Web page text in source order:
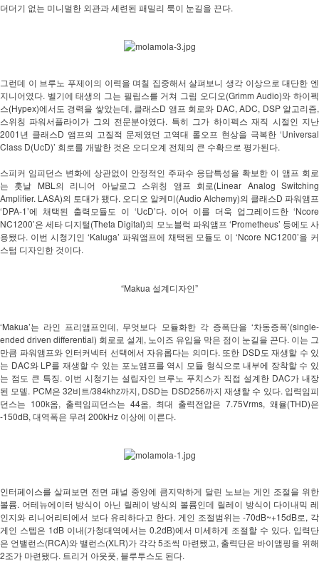
더더기 없는 미니멀한 외관과 세련된 패밀리 룩이 눈길을 끈다.
그런데 이 브루노 푸제이의 이력을 며칠 집중해서 살펴보니 생각 이상으로 대단한 엔
지니어였다. 벨기에 태생의 그는 필립스를 거쳐 그림 오디오(Grimm Audio)와 하이펙
스(Hypex)에서도 경력을 쌓았는데, 클래스D 앰프 회로와 DAC, ADC, DSP 알고리즘,
스위칭 파워서플라이가 그의 전문분야였다. 특히 그가 하이펙스 재직 시절인 지난
2001년 클래스D 앰프의 고질적 문제였던 고역대 롤오프 현상을 극복한 ‘Universal
Class D(UcD)’ 회로를 개발한 것은 오디오계 전체의 큰 수확으로 평가된다.
스피커 임피던스 변화에 상관없이 안정적인 주파수 응답특성을 확보한 이 앰프 회로
는 훗날 MBL의 리니어 아날로그 스위칭 앰프 회로(Linear Analog Switching
Amplifier. LASA)의 토대가 됐다. 오디오 알케미(Audio Alchemy)의 클래스D 파워앰프
‘DPA-1’에 채택된 출력모듈도 이 ‘UcD’다. 이어 이를 더욱 업그레이드한 ‘Ncore
NC1200’은 세타 디지털(Theta Digital)의 모노블럭 파워앰프 ‘Prometheus’ 등에도 사
용됐다. 이번 시청기인 ‘Kaluga’ 파워앰프에 채택된 모듈도 이 ‘Ncore NC1200’을 커
스텀 디자인한 것이다.
“Makua 설계디자인”
‘Makua’는 라인 프리앰프인데, 무엇보다 모듈화한 각 증폭단을 ‘차동증폭’(single-
ended driven differential) 회로로 설계, 노이즈 유입을 막은 점이 눈길을 끈다. 이는 그
만큼 파워앰프와 인터커넥터 선택에서 자유롭다는 의미다. 또한 DSD도 재생할 수 있
는 DAC와 LP를 재생할 수 있는 포노앰프를 역시 모듈 형식으로 내부에 장착할 수 있
는 점도 큰 특징. 이번 시청기는 설립자인 브루노 푸치스가 직접 설계한 DAC가 내장
된 모델. PCM은 32비트/384khz까지, DSD는 DSD256까지 재생할 수 있다. 입력임피
던스는 100k옴, 출력임피던스는 44옴, 최대 출력전압은 7.75Vrms, 왜율(THD)은
-150dB, 대역폭은 무려 200kHz 이상에 이른다.
인터페이스를 살펴보면 전면 패널 중앙에 큼지막하게 달린 노브는 게인 조절을 위한
볼륨. 어테뉴에이터 방식이 아닌 릴레이 방식의 볼륨인데 릴레이 방식이 다이내믹 레
인지와 리니어리티에서 보다 유리하다고 한다. 게인 조절범위는 -70dB~+15dB로, 각
게인 스텝은 1dB 이내(가청대역에서는 0.2dB)에서 미세하게 조절할 수 있다. 입력단
은 언밸런스(RCA)와 밸런스(XLR)가 각각 5조씩 마련됐고, 출력단은 바이앰핑을 위해
2조가 마련됐다. 트리거 아웃풋, 블루투스도 된다.